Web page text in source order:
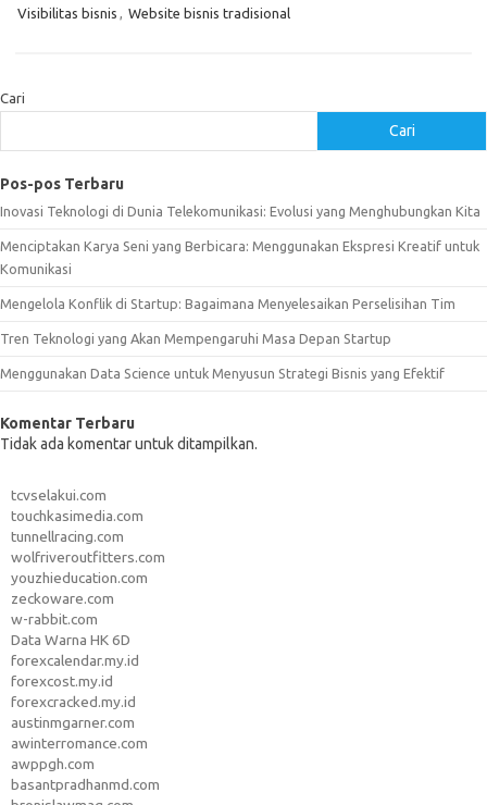
Visibilitas bisnis , Website bisnis tradisional
Cari
Cari
Pos-pos Terbaru
Inovasi Teknologi di Dunia Telekomunikasi: Evolusi yang Menghubungkan Kita
Menciptakan Karya Seni yang Berbicara: Menggunakan Ekspresi Kreatif untuk
Komunikasi
Mengelola Konflik di Startup: Bagaimana Menyelesaikan Perselisihan Tim
Tren Teknologi yang Akan Mempengaruhi Masa Depan Startup
Menggunakan Data Science untuk Menyusun Strategi Bisnis yang Efektif
Komentar Terbaru
Tidak ada komentar untuk ditampilkan.
tcvselakui.com
touchkasimedia.com
tunnellracing.com
wolfriveroutfitters.com
youzhieducation.com
zeckoware.com
w-rabbit.com
Data Warna HK 6D
forexcalendar.my.id
forexcost.my.id
forexcracked.my.id
austinmgarner.com
awinterromance.com
awppgh.com
basantpradhanmd.com